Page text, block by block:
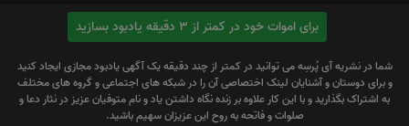
برای اموات خود در کمتر از 3 دقیقه یادبود بسازید
شما در نشریه آی پُرسِه می توانید در کمتر از چند دقیقه یک آگهی یادبود مجازی ایجاد کنید
و برای دوستان و آشنایان لینک اختصاصی آن را در شبکه های اجتماعی و گروه های مختلف
به اشتراک بگذارید و با این کار علاوه بر زنده نگاه داشتن یاد و نام متوفیان عزیز در نثار دعا و
صلوات و فاتحه به روح این عزیزان سهیم باشید.